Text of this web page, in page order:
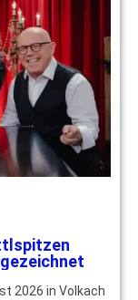
2026 in Volkach